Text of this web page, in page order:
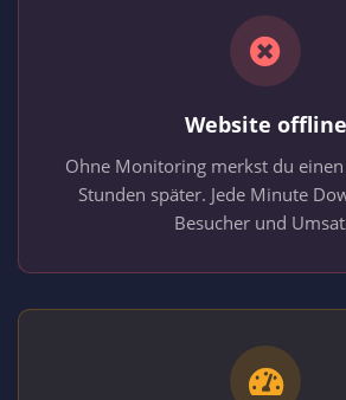
Website offline
Ohne Monitoring merkst du
Stunden später. Jede Minute
Besucher und